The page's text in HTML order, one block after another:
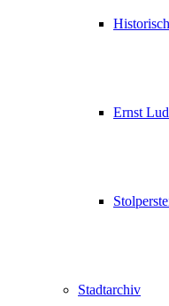
Ernst
Stadtarchiv